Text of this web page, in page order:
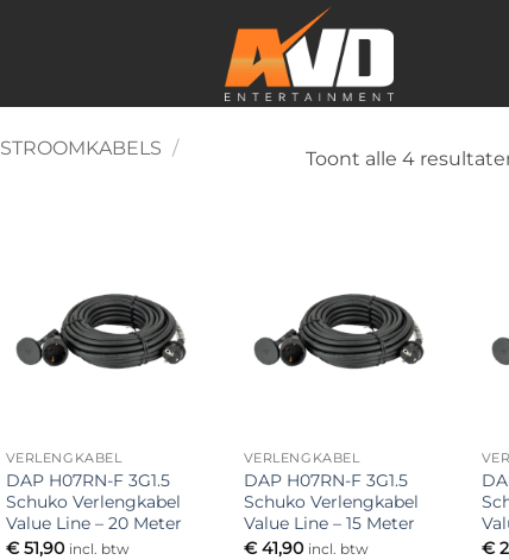
STROOMKABELS /
Toont alle 4
Toevoegen
aan
verlanglijst
VERLENGKABEL
DAP H07RN-F 3G1.5
Schuko Verlengkabel
Value Line – 20 Meter
€51,90 incl. btw
Toevoegen
aan
verlanglijst
VERLENGKABEL
DAP H07RN-F 3G1.5
Schuko Verlengkabel
Value Line – 15 Meter
€41,90 incl. btw
€